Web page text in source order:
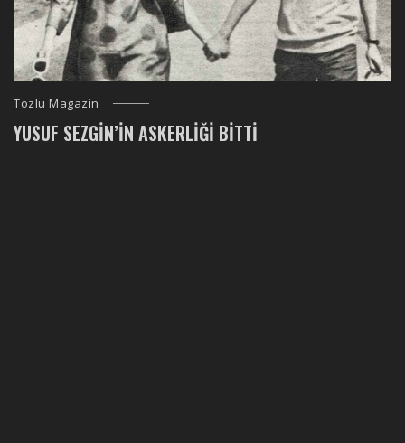
Tozlu Magazin
YUSUF SEZGIN’IN ASKERLIĞI BITTI